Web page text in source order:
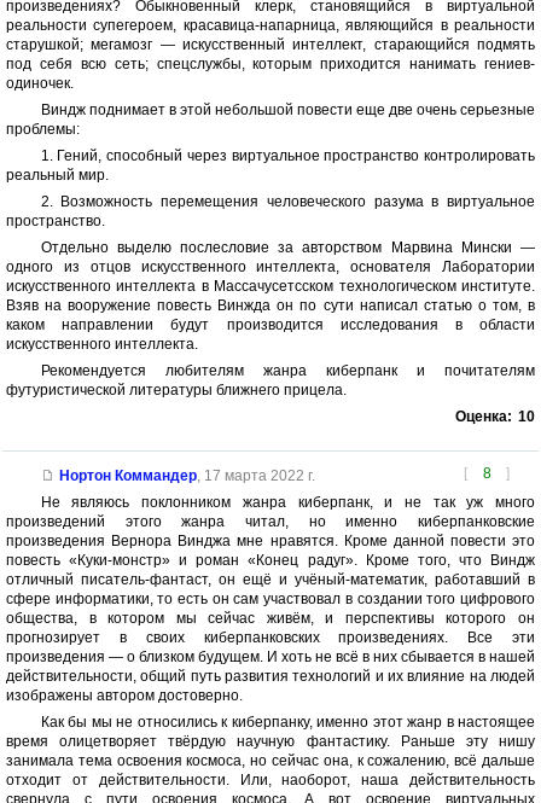
произведениях? Обыкновенный клерк, становящийся в виртуальной
реальности супегероем, красавица-напарница, являющийся в реальности
старушкой; мегамозг — искусственный интеллект, старающийся подмять
под себя всю сеть; спецслужбы, которым приходится нанимать гениев-
одиночек.
Виндж поднимает в этой небольшой повести еще две очень серьезные
проблемы:
1. Гений, способный через виртуальное пространство контролировать
реальный мир.
2. Возможность перемещения человеческого разума в виртуальное
пространство.
Отдельно выделю послесловие за авторством Марвина Мински —
одного из отцов искусственного интеллекта, основателя Лаборатории
искусственного интеллекта в Массачусетсском технологическом институте.
Взяв на вооружение повесть Винжда он по сути написал статью о том, в
каком направлении будут производится исследования в области
искусственного интеллекта.
Рекомендуется любителям жанра киберпанк и почитателям
футуристической литературы ближнего прицела.
Оценка: 10
[ 8 ]
Нортон Коммандер, 17 марта 2022 г.
Не являюсь поклонником жанра киберпанк, и не так уж много
произведений этого жанра читал, но именно киберпанковские
произведения Вернора Винджа мне нравятся. Кроме данной повести это
повесть «Куки-монстр» и роман «Конец радуг». Кроме того, что Виндж
отличный писатель-фантаст, он ещё и учёный-математик, работавший в
сфере информатики, то есть он сам участвовал в создании того цифрового
общества, в котором мы сейчас живём, и перспективы которого он
прогнозирует в своих киберпанковских произведениях. Все эти
произведения — о близком будущем. И хоть не всё в них сбывается в нашей
действительности, общий путь развития технологий и их влияние на людей
изображены автором достоверно.
Как бы мы не относились к киберпанку, именно этот жанр в настоящее
время олицетворяет твёрдую научную фантастику. Раньше эту нишу
занимала тема освоения космоса, но сейчас она, к сожалению, всё дальше
отходит от действительности. Или, наоборот, наша действительность
свернула с пути освоения космоса. А вот освоение виртуальных